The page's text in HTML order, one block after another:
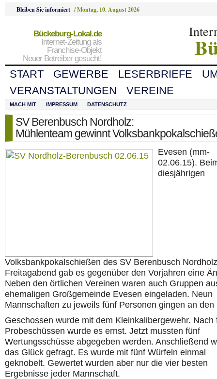
Bleiben Sie informiert /Montag, 10. August 2026
Bückeburg-Lokal.de
Internet-Zeitung als
Franchise-Objekt
Neuer Betreiber gesucht!
START GEWERBE LESERBRIEFE
VERANSTALTUNGEN
VEREINE
MACH MIT IMPRESSUM DATENSCHUTZ
SV Berenbusch Nordholz:
Mühlenteam gewinnt
Evesen (mm-
02.06.15).
diesjährigen
Volksbankpokalschießen des SV Berenbusch
Freitagabend gab es gegenüber den Vorjahren eine
Neben den örtlichen Vereinen waren auch Gruppen
ehemaligen Großgemeinde Evesen eingeladen. Neun
Mannschaften zu jeweils fünf Personen gingen an den
Geschossen wurde mit dem Kleinkalibergewehr. Nach
Probeschüssen wurde es ernst. Jetzt mussten fünf
Wertungsschüsse abgegeben werden. Anschließend
das Glück gefragt. Es wurde mit fünf Würfeln einmal
geknobelt. Gewertet wurden aber nur die vier besten
Ergebnisse jeder Mannschaft.